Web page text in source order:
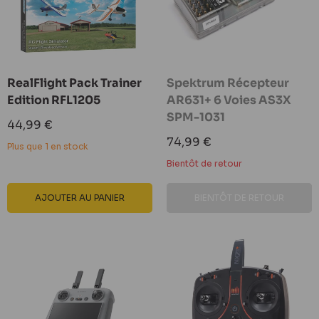
RealFlight Pack Trainer
Edition RFL1205
Prix
réduit
44,99 €
Plus que 1 en stock
AJOUTER AU PANIER
Spektrum Récepteur
AR631+ 6 Voies AS3X
SPM-1031
Prix
réduit
74,99 €
Bientôt de retour